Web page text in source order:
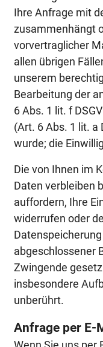
Ihre Anfrage mit
zusammenhängt
vorvertraglicher
allen übrigen
unserem
Bearbeitung der
6 Abs. 1 lit. f
(Art. 6 Abs. 1 lit. a
wurde; die
Die von Ihnen im
Daten verbleiben
auffordern, Ihre
widerrufen oder
abgeschlossener
Zwingende
insbesondere
unberührt.
Anfrage per E-